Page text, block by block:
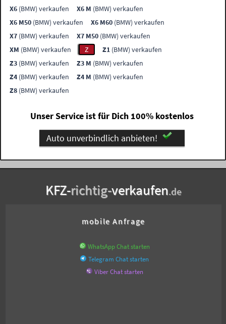
X6 (BMW) verkaufen X6 M (BMW) verkaufen
X6 M50 (BMW) verkaufen X6 M60 (BMW) verkaufen
X7 (BMW) verkaufen X7 M50 (BMW) verkaufen
XM (BMW) verkaufen Z Z1 (BMW) verkaufen
Z3 (BMW) verkaufen Z3 M (BMW) verkaufen
Z4 (BMW) verkaufen Z4 M (BMW) verkaufen
Z8 (BMW) verkaufen
Unser Service ist für Dich 100% kostenlos
Auto unverbindlich anbieten!
KFZ-richtig-verkaufen.de
mobile Anfrage
WhatsApp Chat starten
Telegram Chat starten
Viber Chat starten